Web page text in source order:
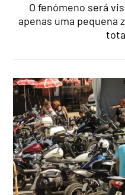
O fenómeno será
apenas uma pequena